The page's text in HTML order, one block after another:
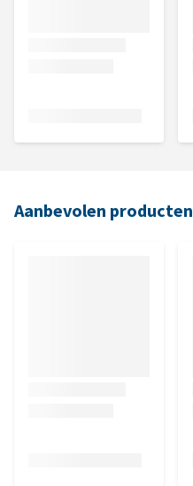
Aanbevolen producten